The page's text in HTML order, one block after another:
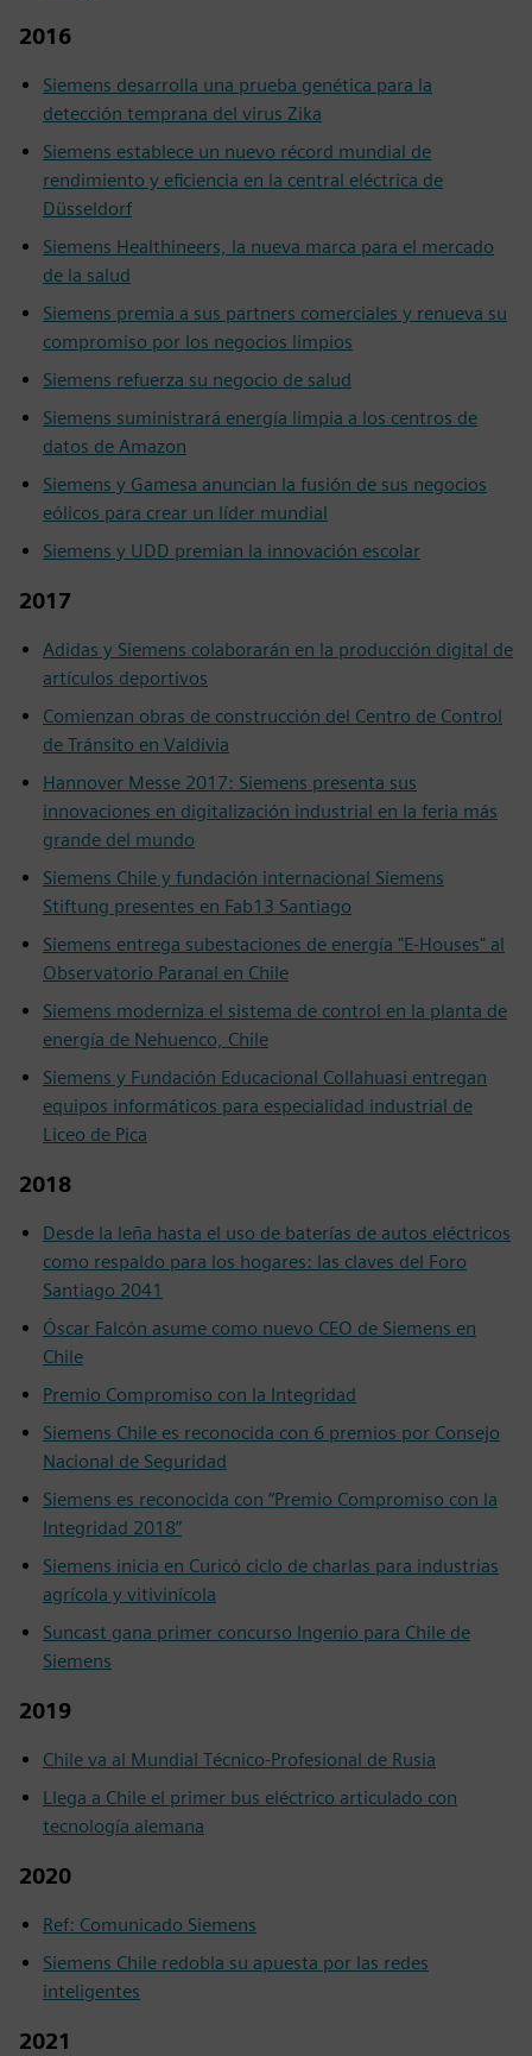
2016
Siemens desarrolla una prueba genética para la
detección temprana del virus Zika
Siemens establece un nuevo récord mundial de
rendimiento y eficiencia en la central eléctrica de
Düsseldorf
Siemens Healthineers, la nueva marca para el mercado
de la salud
Siemens premia a sus partners comerciales y renueva su
compromiso por los negocios limpios
Siemens refuerza su negocio de salud
Siemens suministrará energía limpia a los centros de
datos de Amazon
Siemens y Gamesa anuncian la fusión de sus negocios
eólicos para crear un líder mundial
Siemens y UDD premian la innovación escolar
2017
Adidas y Siemens colaborarán en la producción digital de
artículos deportivos
Comienzan obras de construcción del Centro de Control
de Tránsito en Valdivia
Hannover Messe 2017: Siemens presenta sus
innovaciones en digitalización industrial en la feria más
grande del mundo
Siemens Chile y fundación internacional Siemens
Stiftung presentes en Fab13 Santiago
Siemens entrega subestaciones de energía "E-Houses" al
Observatorio Paranal en Chile
Siemens moderniza el sistema de control en la planta de
energía de Nehuenco, Chile
Siemens y Fundación Educacional Collahuasi entregan
equipos informáticos para especialidad industrial de
Liceo de Pica
2018
Desde la leña hasta el uso de baterías de autos eléctricos
como respaldo para los hogares: las claves del Foro
Santiago 2041
Óscar Falcón asume como nuevo CEO de Siemens en
Chile
Premio Compromiso con la Integridad
Siemens Chile es reconocida con 6 premios por Consejo
Nacional de Seguridad
Siemens es reconocida con “Premio Compromiso con la
Integridad 2018”
Siemens inicia en Curicó ciclo de charlas para industrias
agrícola y vitivinícola
Suncast gana primer concurso Ingenio para Chile de
Siemens
2019
Chile va al Mundial Técnico-Profesional de Rusia
Llega a Chile el primer bus eléctrico articulado con
tecnología alemana
2020
Ref: Comunicado Siemens
Siemens Chile redobla su apuesta por las redes
inteligentes
2021